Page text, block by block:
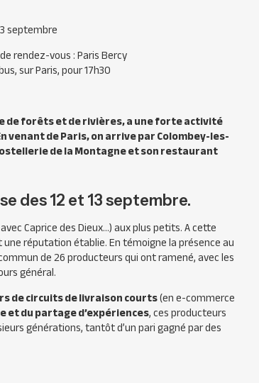
septembre
rendez-vous : Paris Bercy
sur Paris, pour 17h30
de forêts et de rivières, a une forte activité
de Paris, on arrive par Colombey-les-
de la Montagne et son restaurant
des 12 et 13 septembre.
Caprice des Dieux…) aux plus petits. A cette
réputation établie. En témoigne la présence au
de 26 producteurs qui ont ramené, avec les
général.
de circuits de livraison courts(en e-commerce
du partage d’expériences, ces producteurs
générations, tantôt d’un pari gagné par des